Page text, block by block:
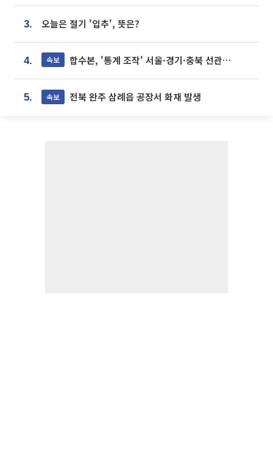
3. 오늘은 절기 '입추', 뜻은?
4. 속보 합수본, '통계 조작' 서울·경기·충북 선관위 등 추가 압수수색
5. 속보 전북 완주 삼례읍 공장서 화재 발생